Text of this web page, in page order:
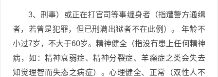
3、刑事）或正在打官司等事缠身者（指遭警方通缉
者，若曾是犯罪，但已刑满出狱者不在此例）。 年龄不
小过7岁，不大于60岁。精神健全（指没有患上任何精神
病，如：精神衰弱症、精神分裂症、羊癫症之类会失去
知觉理智而失态之病症）。心理健全、正常（双性人不